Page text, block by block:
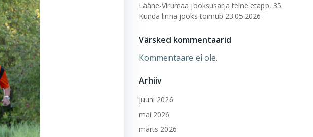
Lääne-Virumaa jooksusarja teine etapp, 35.
Kunda linna jooks toimub 23.05.2026
Värsked kommentaarid
Kommentaare ei ole.
Arhiiv
juuni 2026
mai 2026
märts 2026